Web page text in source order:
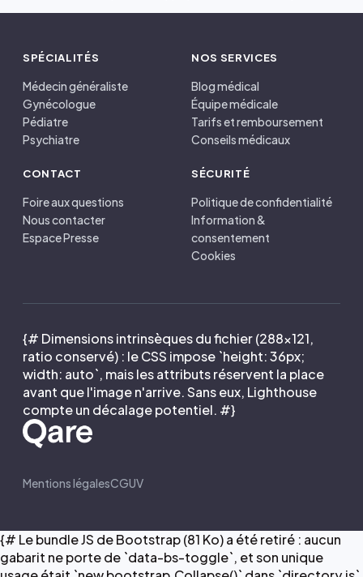
SPÉCIALITÉS
Médecin généraliste
Gynécologue
Pédiatre
Psychiatre
NOS SERVICES
Blog médical
Équipe médicale
Tarifs et remboursement
Conseils médicaux
CONTACT
Foire aux questions
Nous contacter
Espace Presse
SÉCURITÉ
Politique de confidentialité
Information &
consentement
Cookies
{# Dimensions intrinsèques du fichier (288×121,
ratio conservé) : le CSS impose `height: 36px;
width: auto`, mais les attributs réservent la place
avant que l'image n'arrive. Sans eux, Lighthouse
compte un décalage potentiel. #}
Mentions légalesCGUV
{# Le bundle JS de Bootstrap (81 Ko) a été retiré : aucun
gabarit ne porte de `data-bs-toggle`, et son unique